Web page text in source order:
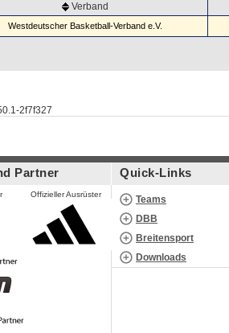
Verband
Westdeutscher Basketball-Verband e.V.
2f7f327
Partner
Offizieller Ausrüster
Quick-Links
Teams
DBB
Breitensport
Downloads